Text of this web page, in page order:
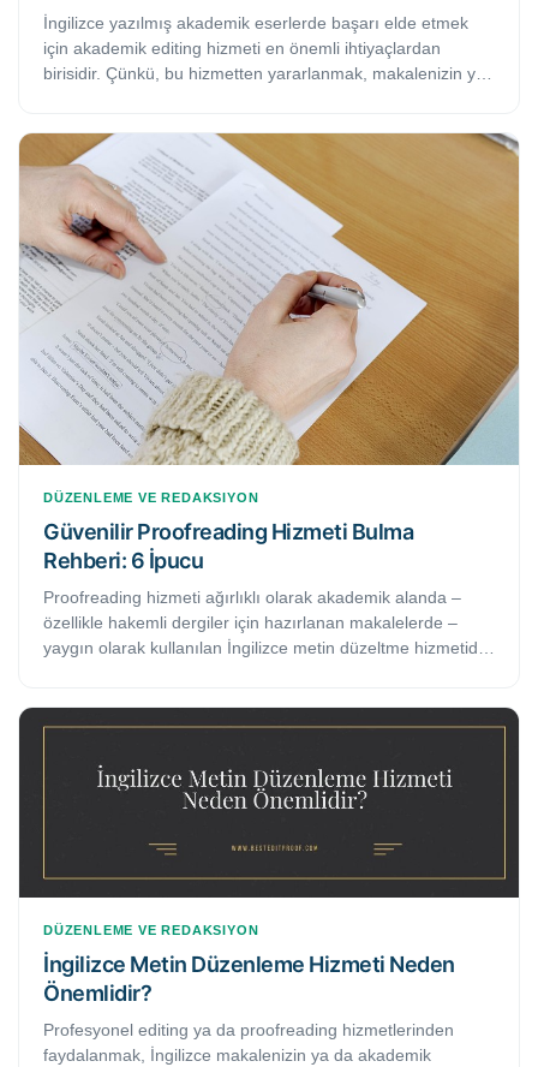
İngilizce yazılmış akademik eserlerde başarı elde etmek
için akademik editing hizmeti en önemli ihtiyaçlardan
birisidir. Çünkü, bu hizmetten yararlanmak, makalenizin ya
yardımcı olacaktır.
DÜZENLEME VE REDAKSIYON
Güvenilir Proofreading Hizmeti Bulma
Rehberi: 6 İpucu
Proofreading hizmeti ağırlıklı olarak akademik alanda –
özellikle hakemli dergiler için hazırlanan makalelerde –
yaygın olarak kullanılan İngilizce metin düzeltme hizmetidir.
hususlara dikkat etmeniz gerektiği hakkında dikkat etmeniz
DÜZENLEME VE REDAKSIYON
İngilizce Metin Düzenleme Hizmeti Neden
Önemlidir?
Profesyonel editing ya da proofreading hizmetlerinden
faydalanmak, İngilizce makalenizin ya da akademik